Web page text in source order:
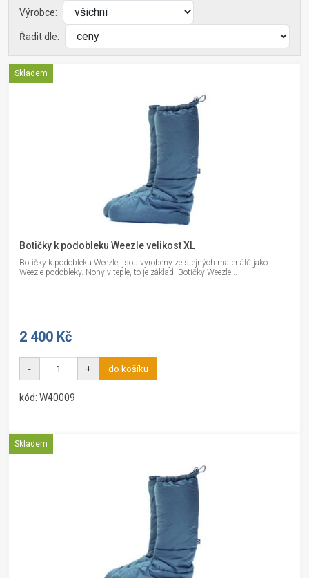
Výrobce:
Řadit dle:
Skladem
Botičky k podobleku Weezle velikost XL
Botičky k podobleku Weezle, jsou vyrobeny ze stejných materiálů jako
Weezle podobleky. Nohy v teple, to je základ. Botičky Weezle...
2 400 Kč
- + do košíku
kód: W40009
Skladem